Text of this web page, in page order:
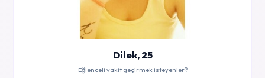
Dilek, 25
Eğlenceli vakit geçirmek isteyenler?